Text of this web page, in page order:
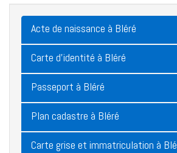
Acte de naissance à Bléré
Carte d'identité à Bléré
Passeport à Bléré
Plan cadastre à Bléré
Carte grise et immatriculation à